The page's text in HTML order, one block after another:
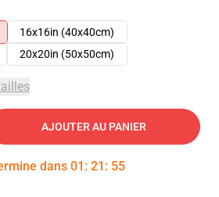
16x16in (40x40cm)
20x20in (50x50cm)
AJOUTER AU PANIER
dans 01 : 21 : 54